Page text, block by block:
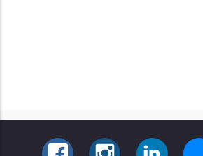
FACEBOOKINSTAGRAMLINKEDIN